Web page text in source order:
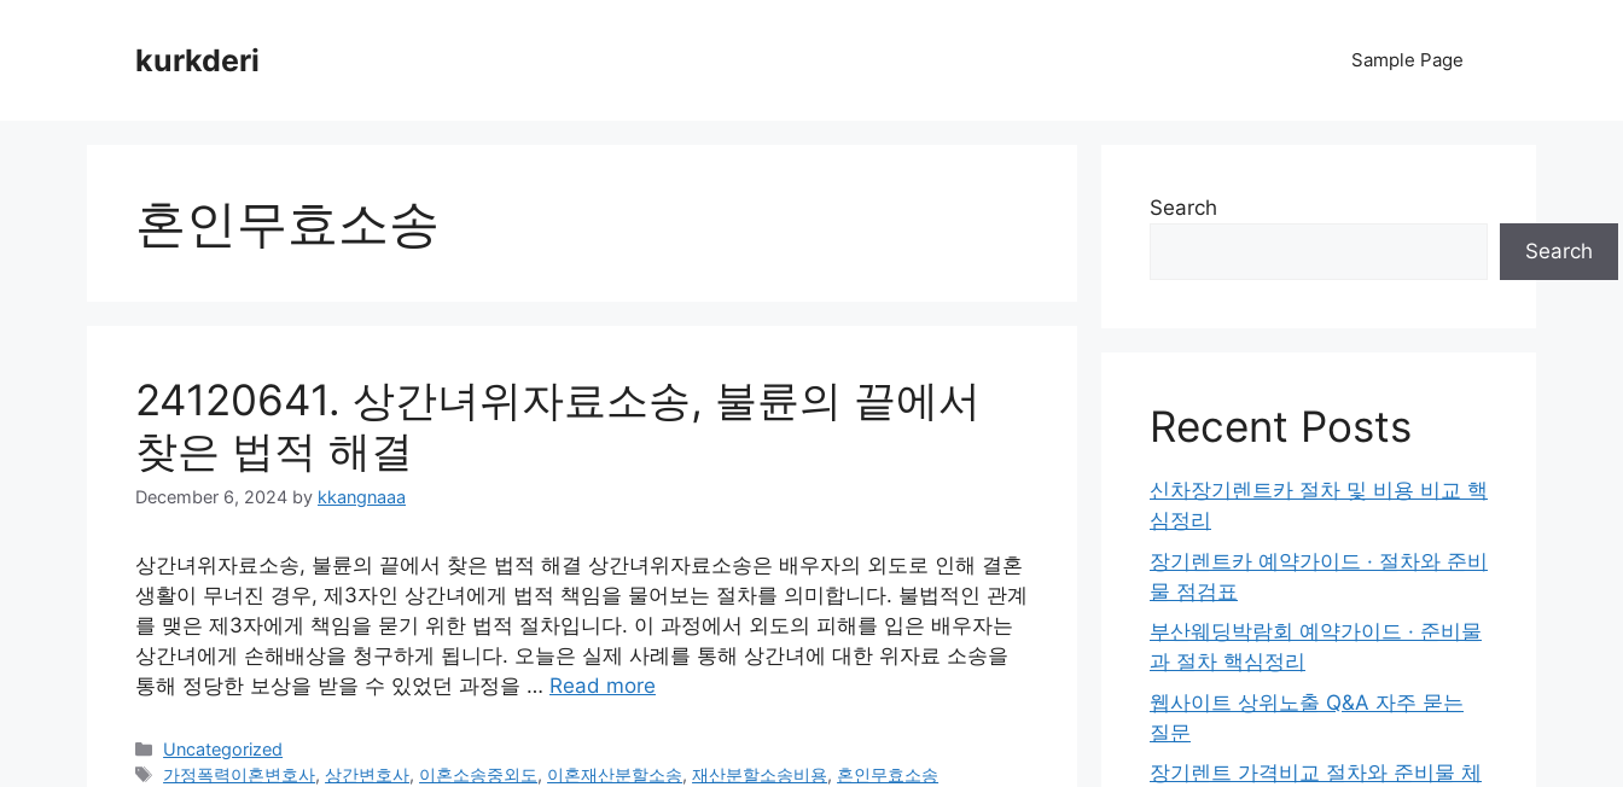
kurkderi Sample Page
혼인무효소송
24120641. 상간녀위자료소송, 불륜의 끝에서
찾은 법적 해결
December 6, 2024 by kkangnaaa
상간녀위자료소송, 불륜의 끝에서 찾은 법적 해결 상간녀위자료소송은 배우자의 외도로 인해 결혼
생활이 무너진 경우, 제3자인 상간녀에게 법적 책임을 물어보는 절차를 의미합니다. 불법적인 관계
를 맺은 제3자에게 책임을 묻기 위한 법적 절차입니다. 이 과정에서 외도의 피해를 입은 배우자는
상간녀에게 손해배상을 청구하게 됩니다. 오늘은 실제 사례를 통해 상간녀에 대한 위자료 소송을
통해 정당한 보상을 받을 수 있었던 과정을 … Read more
Categories
Uncategorized
Tags
가정폭력이혼변호사,상간변호사, 이혼소송중외도, 이혼재산분할소송,재산분할소송비용, 혼인무효소송
Search
Search
Recent Posts
신차장기렌트카 절차 및 비용 비교 핵
심정리
장기렌트카 예약가이드 · 절차와 준비
물 점검표
부산웨딩박람회 예약가이드 · 준비물
과 절차 핵심정리
웹사이트 상위노출 Q&A 자주 묻는
질문
장기렌트 가격비교 절차와 준비물 체